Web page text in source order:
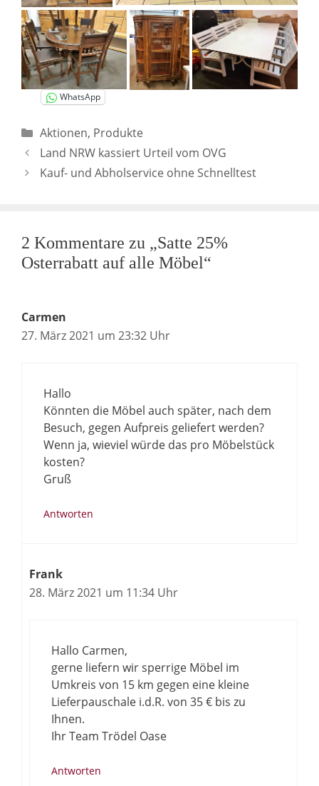
WhatsApp
Kategorien
Aktionen, Produkte
Land NRW kassiert Urteil vom OVG
Kauf- und Abholservice ohne Schnelltest
2 Kommentare zu „Satte 25%
Osterrabatt auf alle Möbel“
Carmen
27. März 2021 um 23:32 Uhr
Hallo
Könnten die Möbel auch später, nach dem
Besuch, gegen Aufpreis geliefert werden?
Wenn ja, wieviel würde das pro Möbelstück
kosten?
Gruß
Antworten
Frank
28. März 2021 um 11:34 Uhr
Hallo Carmen,
gerne liefern wir sperrige Möbel im
Umkreis von 15 km gegen eine kleine
Lieferpauschale i.d.R. von 35 € bis zu
Ihnen.
Ihr Team Trödel Oase
Antworten